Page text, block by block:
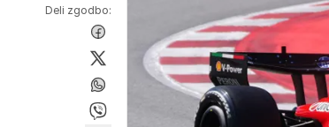
Deli zgodbo: